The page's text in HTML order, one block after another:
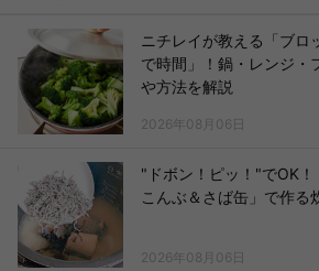
ニチレイが教える「ブロ
で時間」！鍋・レンジ・
や方法を解説
2026年08月06日
"ドボン！ピッ！"でOK
こんぶ＆さば缶」で作る
2026年08月06日